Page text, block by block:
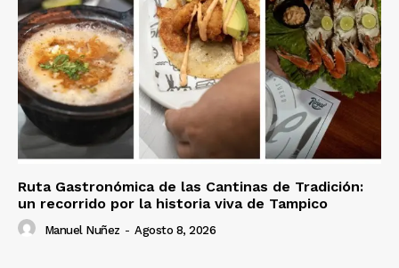
Ruta Gastronómica de las Cantinas de Tradición:
un recorrido por la historia viva de Tampico
Manuel Nuñez - Agosto 8, 2026